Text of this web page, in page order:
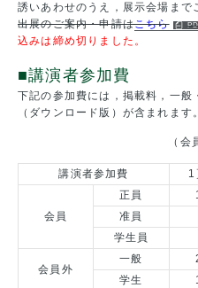
誘いあわせのうえ，展示会場まで
出展のご案内・申請はこちら
込みは締め切りました。
■講演者参加費
下記の参加費には，掲載料，一般
（ダウンロード版）が含まれます。
（
講演者参加費 1
会員
正員
准員
学生員
会員外
一般
学生